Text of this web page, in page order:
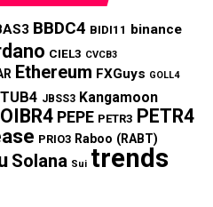
BBDC4 BIDI11 binance
CIEL3 CVCB3
Ethereum FXGuys GOLL4
JBSS3 Kangamoon
OIBR4 PEPE PETR3 PETR4
PRIO3 Raboo (RABT)
Solana Sui trends